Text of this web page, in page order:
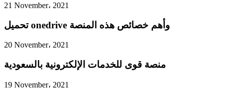
21 November، 2021
تحميل onedrive وأهم خصائص هذه المنصة
20 November، 2021
منصة قوى للخدمات الإلكترونية بالسعودية
19 November، 2021